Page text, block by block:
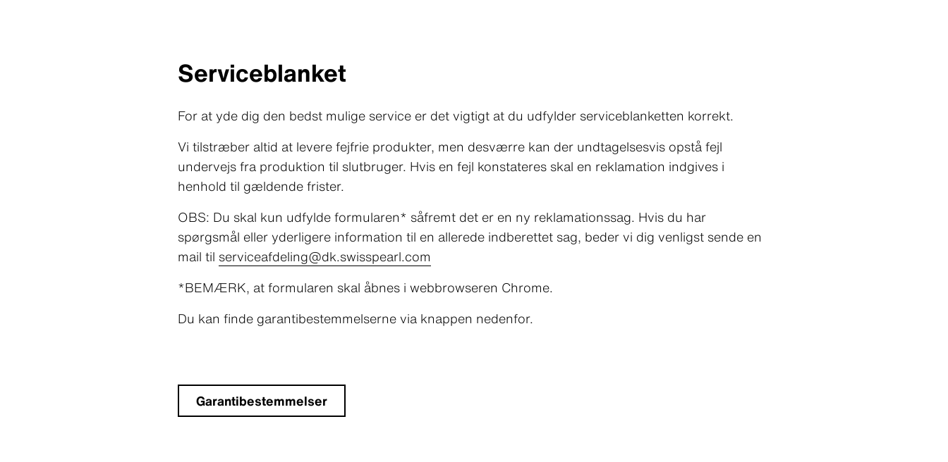
Serviceblanket
For at yde dig den bedst mulige service er det vigtigt at du udfylder serviceblanketten korrekt.
Vi tilstræber altid at levere fejfrie produkter, men desværre kan der undtagelsesvis opstå fejl
undervejs fra produktion til slutbruger. Hvis en fejl konstateres skal en reklamation indgives i
henhold til gældende frister.
OBS: Du skal kun udfylde formularen* såfremt det er en ny reklamationssag. Hvis du har
spørgsmål eller yderligere information til en allerede indberettet sag, beder vi dig venligst sende en
mail til serviceafdeling@dk.swisspearl.com
*BEMÆRK, at formularen skal åbnes i webbrowseren Chrome.
Du kan finde garantibestemmelserne via knappen nedenfor.
Garantibestemmelser